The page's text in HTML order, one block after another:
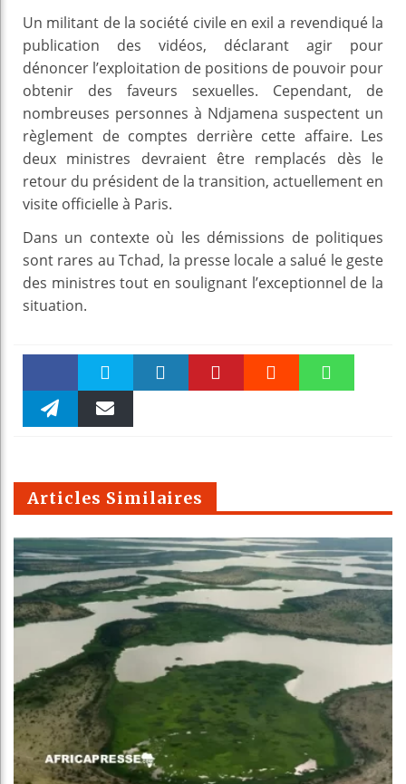
Un militant de la société civile en exil a revendiqué la
publication des vidéos, déclarant agir pour
dénoncer l’exploitation de positions de pouvoir pour
obtenir des faveurs sexuelles. Cependant, de
nombreuses personnes à Ndjamena suspectent un
règlement de comptes derrière cette affaire. Les
deux ministres devraient être remplacés dès le
retour du président de la transition, actuellement en
visite officielle à Paris.
Dans un contexte où les démissions de politiques
sont rares au Tchad, la presse locale a salué le geste
des ministres tout en soulignant l’exceptionnel de la
situation.
Faceboo Twitter
m
Articles Similaires